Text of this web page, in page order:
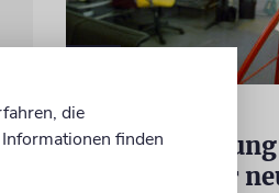
FRANKREICH
Eine
Judenhass der
die
finden